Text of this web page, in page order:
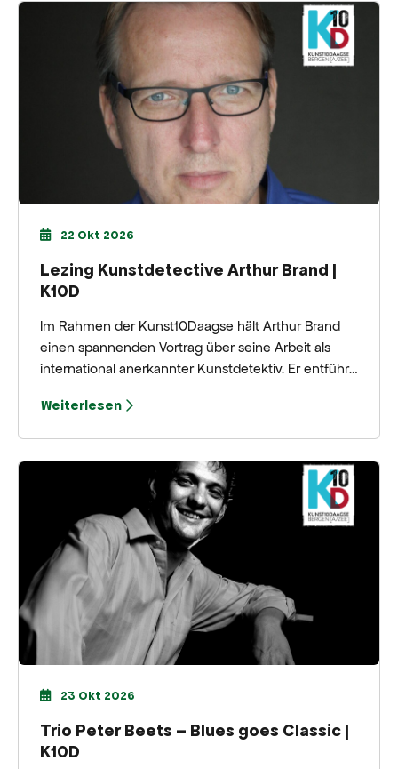
22 Okt 2026
Lezing Kunstdetective Arthur Brand |
K10D
Im Rahmen der Kunst10Daagse hält Arthur Brand
einen spannenden Vortrag über seine Arbeit als
international anerkannter Kunstdetektiv. Er entführt
Meisterwerke, gestohlener Schätze und der Suche
Weiterlesen
23 Okt 2026
Trio Peter Beets – Blues goes Classic |
K10D